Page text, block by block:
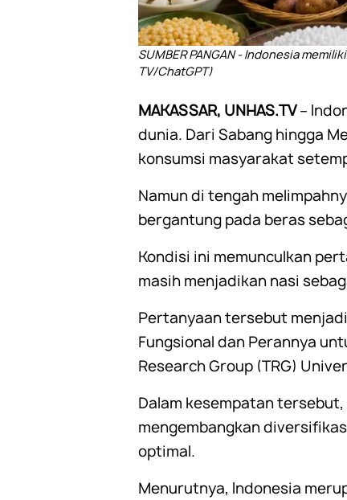
SUMBER PANGAN - Indonesia
TV/ChatGPT)
MAKASSAR, UNHAS.TV–
dunia. Dari Sabang hingga
konsumsi masyarakat
Namun di tengah
bergantung pada beras
Kondisi ini memunculkan
masih menjadikan nasi
Pertanyaan tersebut
Fungsional dan Perannya
Research Group (TRG)
Dalam kesempatan
mengembangkan
optimal.
Menurutnya, Indonesia